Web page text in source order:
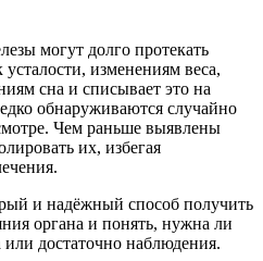
могут долго протекать
изменениям веса,
сна и списывает это на
обнаруживаются случайно
Чем раньше выявлены
их, избегая
и надёжный способ получить
органа и понять, нужна ли
или достаточно наблюдения.